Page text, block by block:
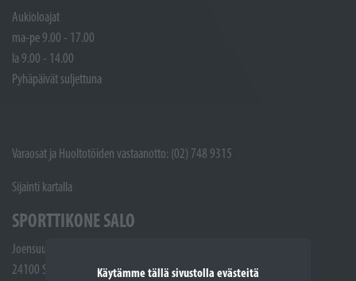
Käytämme tällä sivustolla evästeitä
Aukioloajat
ma-pe 9.00 - 17.00
la 9.00 - 14.00
Pyhäpäivät suljettuna
Varaosat ja Huoltotöiden vastaanotto: (02) 748 9315
Sijainti kartalla
SPORTTIKONE SALO
Joensuunkatu 5
24100 Salo